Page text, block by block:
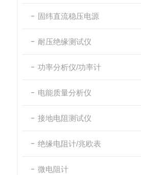
固纬直流稳压电源
耐压绝缘测试仪
功率分析仪/功率计
电能质量分析仪
接地电阻测试仪
绝缘电阻计/兆欧表
微电阻计